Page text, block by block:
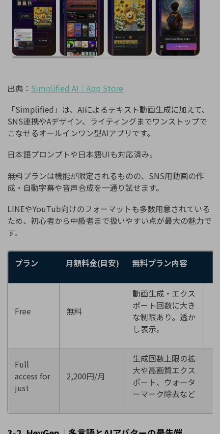
出典： Simplified AI ｜ App Store
「Simplified」は、AIによるテキスト動画生成に加えて、
SNS連携やAデザイン、ライティングまでワンストップで
こなせるオールインワン型AIアプリです。
日本語プロンプトや日本語UIも対応済み。
無料プランは機能が限定されるものの、SNS用動画の作
成・自動字幕や音声合成を一通り試せます。
LINEやYouTub向けのフォーマットも多数用意されている
ため、初心者から中級者まで扱いやすい点が最大の魅力で
す。
プラン 月額料金(目安) 無料プラン内容
Free 無料
動画生成・エクス
ポート回数に大き
な制限あり。透か
し表示。
Full
access for
just
2,200円/月
生成回数上限の拡
大や高画質エクス
ポート、ウォータ
ーマーク除去など